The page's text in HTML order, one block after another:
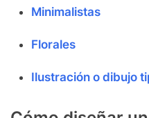
Minimalistas
Florales
Ilustración o dibujo